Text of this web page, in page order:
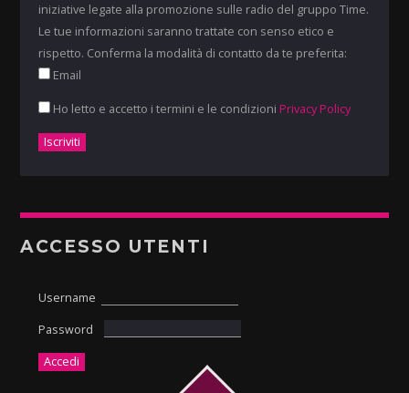
iniziative legate alla promozione sulle radio del gruppo Time.
Le tue informazioni saranno trattate con senso etico e
rispetto. Conferma la modalità di contatto da te preferita:
Email
Ho letto e accetto i termini e le condizioni Privacy Policy
ACCESSO UTENTI
Username
Password